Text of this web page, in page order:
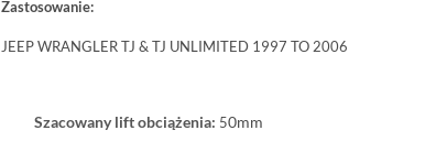
Zastosowanie:
JEEP WRANGLER TJ & TJ UNLIMITED 1997 TO 2006
Szacowany lift obciążenia: 50mm